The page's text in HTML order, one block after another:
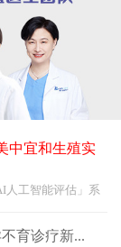
中宜和生殖实
人工智能评估」系
育诊疗新...